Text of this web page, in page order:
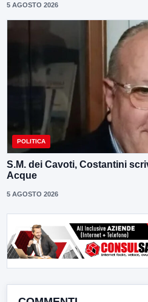
5 AGOSTO 2026
POLITICA
S.M. dei Cavoti, Costantini
Acque
5 AGOSTO 2026